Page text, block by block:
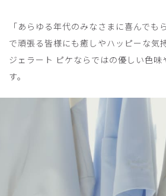
もなめらかで履き心地が良いです。
ケ&クラシコ:スクラブテーパードパンツ
「あらゆる年代のみなさまに喜んで
で頑張る皆様にも癒しやハッピーな気
ジェラート ピケならではの優しい色
す。